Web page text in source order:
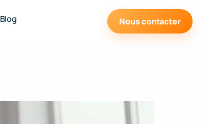
Blog Nous contacter